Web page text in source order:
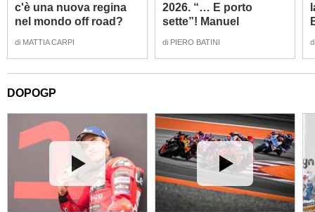
c'è una nuova regina
nel mondo off road?
di MATTIA CARPI
2026. “… E porto
sette”! Manuel
di PIERO BATINI
DOPOGP